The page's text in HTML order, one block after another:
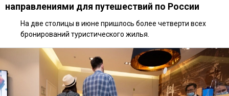
направлениями для путешествий по России
На две столицы в июне пришлось более четверти всех
бронирований туристического жилья.